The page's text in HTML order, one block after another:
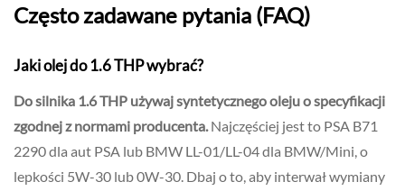
Często zadawane pytania (FAQ)
Jaki olej do 1.6 THP wybrać?
Do silnika 1.6 THP używaj syntetycznego oleju o specyfikacji
zgodnej z normami producenta. Najczęściej jest to PSA B71
2290 dla aut PSA lub BMW LL-01/LL-04 dla BMW/Mini, o
lepkości 5W-30 lub 0W-30. Dbaj o to, aby interwał wymiany